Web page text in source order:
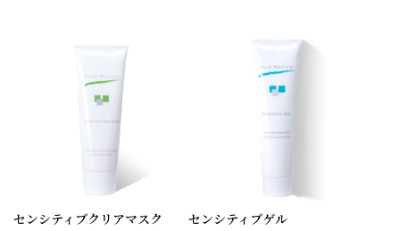
センシティブクリアマスク センシティブゲル